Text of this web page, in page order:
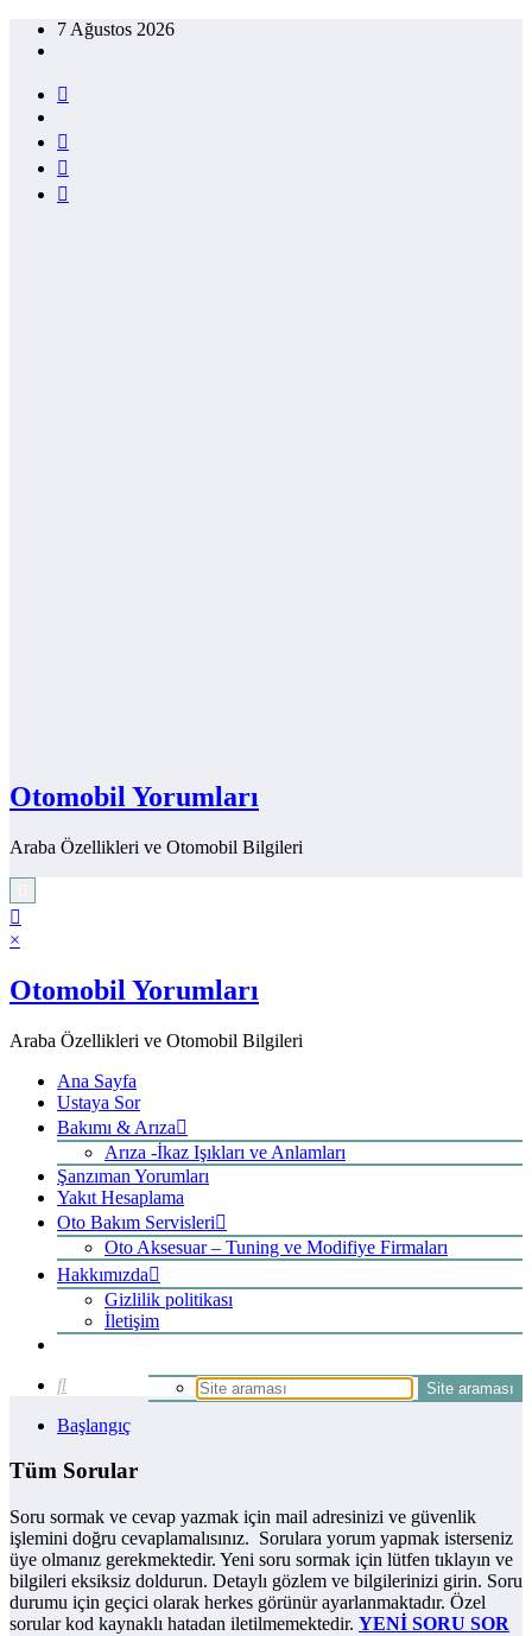
İçeriğe7 Ağustos 2026
Otomobil Yorumları
Araba Özellikleri ve Otomobil Bilgileri
×
Otomobil Yorumları
Araba Özellikleri ve Otomobil Bilgileri
Ana Sayfa
Ustaya Sor
Bakımı & Arıza
Arıza -İkaz Işıkları ve Anlamları
Şanzıman Yorumları
Yakıt Hesaplama
Oto Bakım Servisleri
Oto Aksesuar – Tuning ve Modifiye Firmaları
Hakkımızda
Gizlilik politikası
İletişim
Başlangıç
Tüm Sorular
Soru sormak ve cevap yazmak için mail adresinizi ve güvenlik
işlemini doğru cevaplamalısınız. Sorulara yorum yapmak isterseniz
üye olmanız gerekmektedir. Yeni soru sormak için lütfen tıklayın ve
bilgileri eksiksiz doldurun. Detaylı gözlem ve bilgilerinizi girin. Soru
durumu için geçici olarak herkes görünür ayarlanmaktadır. Özel
sorular kod kaynaklı hatadan iletilmemektedir. YENİ SORU SOR